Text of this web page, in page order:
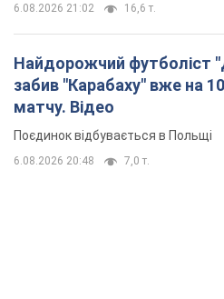
6.08.2026 21:02 16,6 т.
Найдорожчий футболіст
забив "Карабаху" вже на
матчу. Відео
Поєдинок відбувається в Польщі
6.08.2026 20:48 7,0 т.